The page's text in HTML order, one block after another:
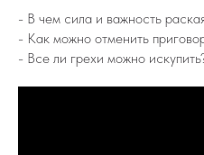
- В чем сила и важность
- Как можно отменить
- Все ли грехи можно